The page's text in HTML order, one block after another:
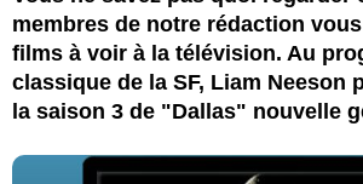
membres de notre rédaction
films à voir à la télévision. Au
classique de la SF, Liam Neeson
la saison 3 de "Dallas" nouvelle